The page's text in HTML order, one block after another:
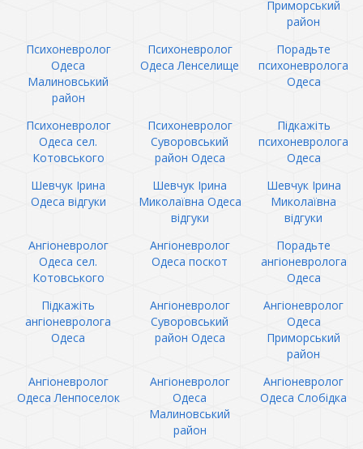
Приморський
район
Психоневролог
Одеса
Малиновський
район
Психоневролог
Одеса Ленселище
Порадьте
психоневролога
Одеса
Психоневролог
Одеса сел.
Котовського
Психоневролог
Суворовський
район Одеса
Підкажіть
психоневролога
Одеса
Шевчук Ірина
Одеса відгуки
Шевчук Ірина
Миколаївна Одеса
відгуки
Шевчук Ірина
Миколаївна
відгуки
Ангіоневролог
Одеса сел.
Котовського
Ангіоневролог
Одеса поскот
Порадьте
ангіоневролога
Одеса
Підкажіть
ангіоневролога
Одеса
Ангіоневролог
Суворовський
район Одеса
Ангіоневролог
Одеса
Приморський
район
Ангіоневролог
Одеса Ленпоселок
Ангіоневролог
Одеса
Малиновський
район
Ангіоневролог
Одеса Слобідка